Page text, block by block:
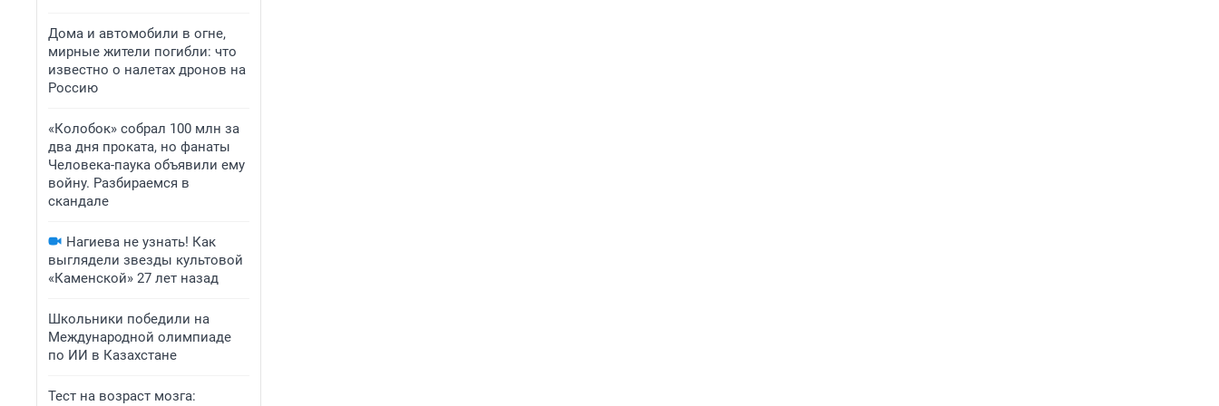
Дома и автомобили в огне,
мирные жители погибли: что
известно о налетах дронов на
Россию
«Колобок» собрал 100 млн за
два дня проката, но фанаты
Человека-паука объявили ему
войну. Разбираемся в
скандале
Нагиева не узнать! Как
выглядели звезды культовой
«Каменской» 27 лет назад
Школьники победили на
Международной олимпиаде
по ИИ в Казахстане
Тест на возраст мозга: